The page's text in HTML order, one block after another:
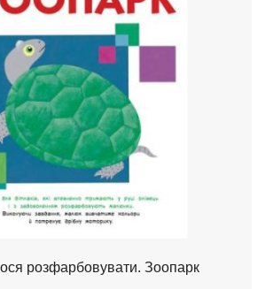
розфарбовувати. Зоопарк